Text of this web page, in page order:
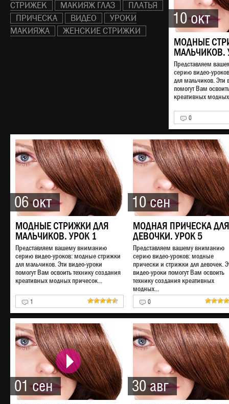
СТРИЖЕК
МАКИЯЖ ГЛАЗ
ПЛАТЬЯ
ПРИЧЕСКА
ВИДЕО
УРОКИ
МАКИЯЖА
ЖЕНСКИЕ СТРИЖКИ
10 окт
МОДНЫЕ
МАЛЬЧИКОВ.
Представляем
серию видео-
для мальчиков. Эти
помогут Вам
креативных
0
06 окт
МОДНЫЕ СТРИЖКИ ДЛЯ
МАЛЬЧИКОВ. УРОК 1
Представляем вашему вниманию
серию видео-уроков: модные стрижки
для мальчиков. Эти видео-уроки
помогут Вам освоить технику создания
креативных модных причесок...
1
10 сен
МОДНАЯ ПРИЧЕСКА ДЛЯ
ДЕВОЧКИ. УРОК 5
Представляем вашему вниманию
серию видео-уроков: модные
прически и стрижки для девочек.
видео-уроки помогут Вам освоить
технику создания креативных
модных...
0
01 сен 30 авг